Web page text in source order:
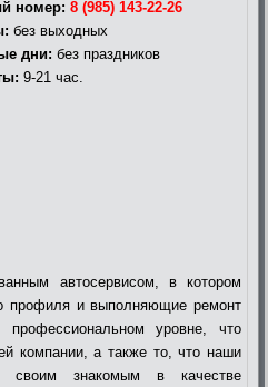
номер: 8 (985) 143-22-26
без выходных
дни: без праздников
9-21 час.
автосервисом, в котором
профиля и выполняющие ремонт
уровне, что
компании, а также то, что наши
своим знакомым в качестве